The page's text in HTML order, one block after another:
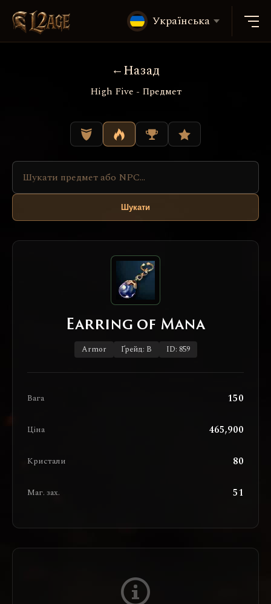
Українська
Назад
High Five - Предмет
Шукати
Earring of Mana
Armor Ґрейд: B ID: 859
Вага 150
Ціна 465,900
Кристали 80
Маг. зах. 51